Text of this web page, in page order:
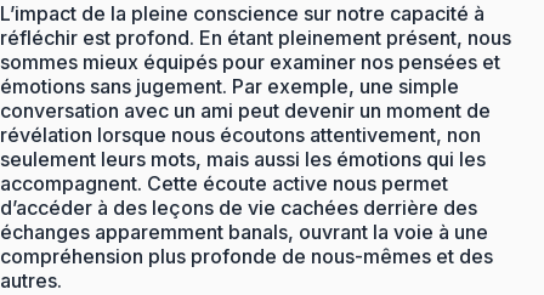
L’impact de la pleine conscience sur notre capacité à
réfléchir est profond. En étant pleinement présent, nous
sommes mieux équipés pour examiner nos pensées et
émotions sans jugement. Par exemple, une simple
conversation avec un ami peut devenir un moment de
révélation lorsque nous écoutons attentivement, non
seulement leurs mots, mais aussi les émotions qui les
accompagnent. Cette écoute active nous permet
d’accéder à des leçons de vie cachées derrière des
échanges apparemment banals, ouvrant la voie à une
compréhension plus profonde de nous-mêmes et des
autres.